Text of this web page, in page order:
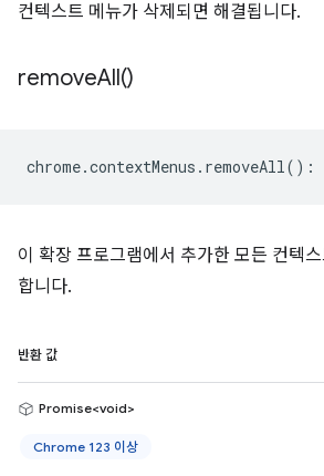
컨텍스트 메뉴가 삭제되면 해결됩니다.
removeAll()
chrome.contextMenus . removeAll() :
이 확장 프로그램에서 추가한 모든 컨텍
합니다.
반환 값
Promise<void>
Chrome 123 이상